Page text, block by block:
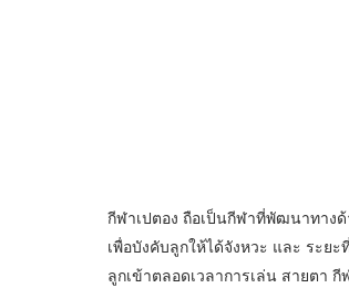
กีฬาเปตอง ถือเป็นกีฬาที่พัฒนาทาง
เพื่อบังคับลูกให้ได้จังหวะ และ ระย
ลูกเข้าตลอดเวลาการเล่น สายตา